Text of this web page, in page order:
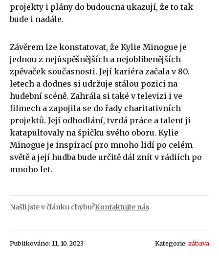
projekty i plány do budoucna ukazují, že to tak
bude i nadále.
Závěrem lze konstatovat, že Kylie Minogue je
jednou z nejúspěšnějších a nejoblíbenějších
zpěvaček současnosti. Její kariéra začala v 80.
letech a dodnes si udržuje stálou pozici na
hudební scéně. Zahrála si také v televizi i ve
filmech a zapojila se do řady charitativních
projektů. Její odhodlání, tvrdá práce a talent ji
katapultovaly na špičku svého oboru. Kylie
Minogue je inspirací pro mnoho lidí po celém
světě a její hudba bude určitě dál znít v rádiích po
mnoho let.
Našli jste v článku chybu?Kontaktujte nás
Publikováno: 11. 10. 2023 Kategorie: zábava